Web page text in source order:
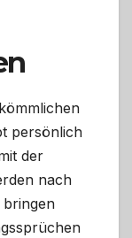
persönlich
der
nach
bringen